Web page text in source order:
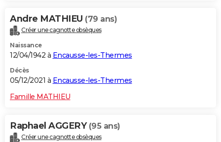
Andre MATHIEU (79 ans)
Créer une cagnotte obsèques
Naissance
12/04/1942 à Encausse-les-Thermes
Décès
05/12/2021 à Encausse-les-Thermes
Famille MATHIEU
Raphael AGGERY (95 ans)
Créer une cagnotte obsèques